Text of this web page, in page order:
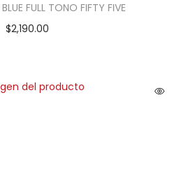
FULL TONO FIFTY FIVE
$2,190.00